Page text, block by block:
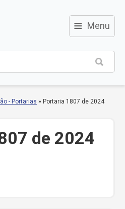
≡ Menu
- Portarias » Portaria 1807 de 2024
de 2024